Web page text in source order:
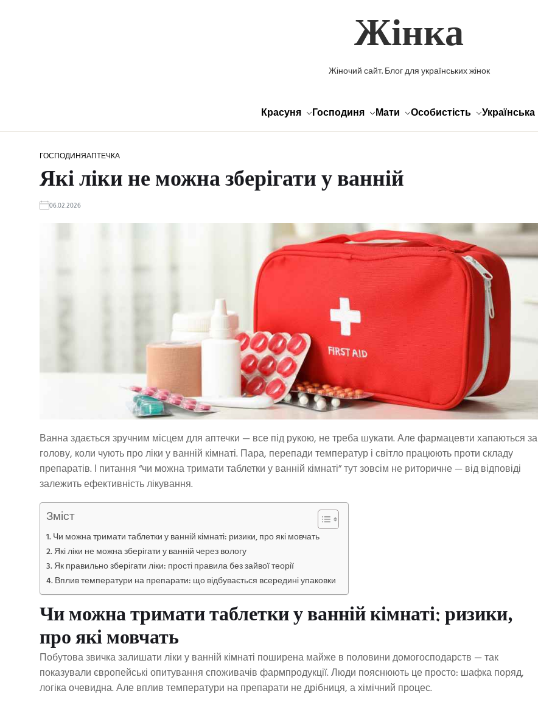
Жінка
Жіночий сайт. Блог для українських жінок
Красуня Господиня Мати Особистість Українська
ГОСПОДИНЯАПТЕЧКА
Які ліки не можна зберігати у ванній
06.02.2026
Ванна здається зручним місцем для аптечки — все під рукою, не треба шукати. Але фармацевти хапаються за
голову, коли чують про ліки у ванній кімнаті. Пара, перепади температур і світло працюють проти складу
препаратів. І питання “чи можна тримати таблетки у ванній кімнаті” тут зовсім не риторичне — від відповіді
залежить ефективність лікування.
Зміст
Чи можна тримати таблетки у ванній кімнаті: ризики, про які мовчать
Які ліки не можна зберігати у ванній через вологу
Як правильно зберігати ліки: прості правила без зайвої теорії
Вплив температури на препарати: що відбувається всередині упаковки
Чи можна тримати таблетки у ванній кімнаті: ризики,
про які мовчать
Побутова звичка залишати ліки у ванній кімнаті поширена майже в половини домогосподарств — так
показували європейські опитування споживачів фармпродукції. Люди пояснюють це просто: шафка поряд,
логіка очевидна. Але вплив температури на препарати не дрібниця, а хімічний процес.